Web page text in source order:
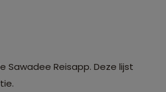
Reisapp. Deze lijst